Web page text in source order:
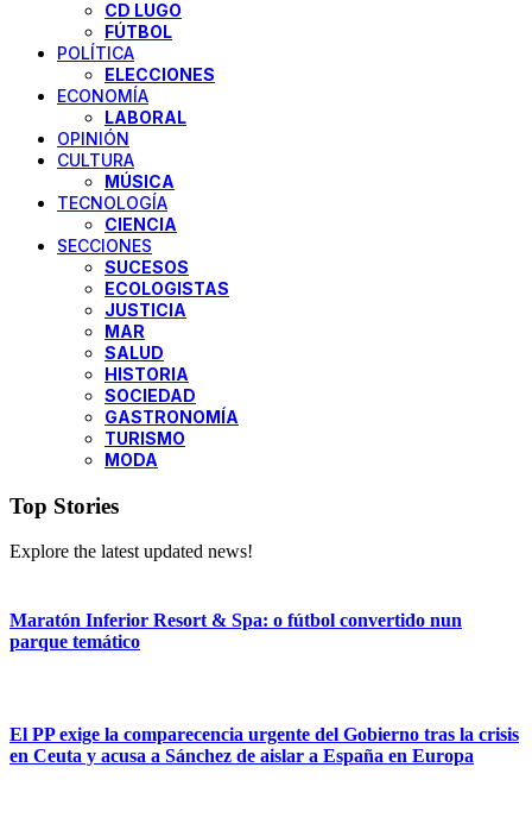
CD LUGO
FÚTBOL
POLÍTICA
ELECCIONES
ECONOMÍA
LABORAL
OPINIÓN
CULTURA
MÚSICA
TECNOLOGÍA
CIENCIA
SECCIONES
SUCESOS
ECOLOGISTAS
JUSTICIA
MAR
SALUD
HISTORIA
SOCIEDAD
GASTRONOMÍA
TURISMO
MODA
Top Stories
Explore the latest updated news!
Maratón Inferior Resort & Spa: o fútbol convertido nun
parque temático
El PP exige la comparecencia urgente del Gobierno tras la crisis
en Ceuta y acusa a Sánchez de aislar a España en Europa